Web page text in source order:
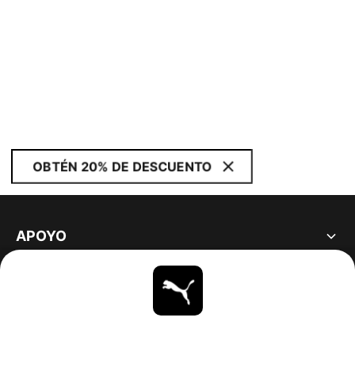
OBTÉN 20% DE DESCUENTO
APOYO